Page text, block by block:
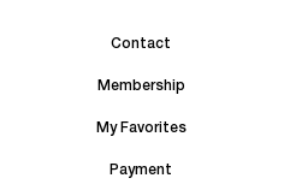
Contact
Membership
My Favorites
Payment